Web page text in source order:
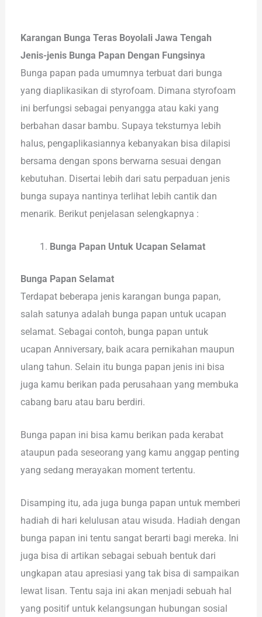
Karangan Bunga Teras Boyolali Jawa Tengah
Jenis-jenis Bunga Papan Dengan Fungsinya
Bunga papan pada umumnya terbuat dari bunga
yang diaplikasikan di styrofoam. Dimana styrofoam
ini berfungsi sebagai penyangga atau kaki yang
berbahan dasar bambu. Supaya teksturnya lebih
halus, pengaplikasiannya kebanyakan bisa dilapisi
bersama dengan spons berwarna sesuai dengan
kebutuhan. Disertai lebih dari satu perpaduan jenis
bunga supaya nantinya terlihat lebih cantik dan
menarik. Berikut penjelasan selengkapnya :
Bunga Papan Untuk Ucapan Selamat
Bunga Papan Selamat
Terdapat beberapa jenis karangan bunga papan,
salah satunya adalah bunga papan untuk ucapan
selamat. Sebagai contoh, bunga papan untuk
ucapan Anniversary, baik acara pernikahan maupun
ulang tahun. Selain itu bunga papan jenis ini bisa
juga kamu berikan pada perusahaan yang membuka
cabang baru atau baru berdiri.
Bunga papan ini bisa kamu berikan pada kerabat
ataupun pada seseorang yang kamu anggap penting
yang sedang merayakan moment tertentu.
Disamping itu, ada juga bunga papan untuk memberi
hadiah di hari kelulusan atau wisuda. Hadiah dengan
bunga papan ini tentu sangat berarti bagi mereka. Ini
juga bisa di artikan sebagai sebuah bentuk dari
ungkapan atau apresiasi yang tak bisa di sampaikan
lewat lisan. Tentu saja ini akan menjadi sebuah hal
yang positif untuk kelangsungan hubungan sosial